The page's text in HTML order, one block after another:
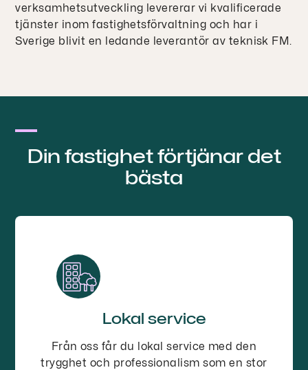
verksamhetsutveckling levererar vi kvalificerade
tjänster inom fastighetsförvaltning och har i
Sverige blivit en ledande leverantör av teknisk FM.
Din fastighet förtjänar det
bästa
Lokal service
Från oss får du lokal service med den
trygghet och professionalism som en stor